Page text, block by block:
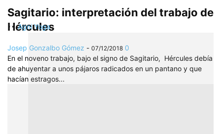
Agni Yoga
Sagitario: interpretación del trabajo de
Hércules
Josep Gonzalbo Gómez - 07/12/2018 0
En el noveno trabajo, bajo el signo de Sagitario, Hércules debía
de ahuyentar a unos pájaros radicados en un pantano y que
hacían estragos...